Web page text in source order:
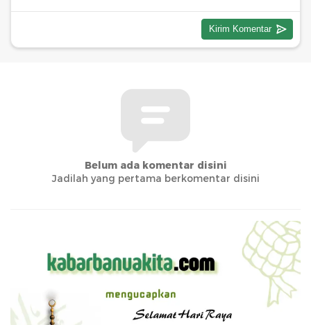
Belum ada komentar disini
Jadilah yang pertama berkomentar disini